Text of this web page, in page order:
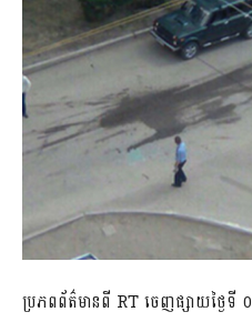
ប្រភពព័ត៌មានពី RT ចេញផ្សាយថ្ងៃទី